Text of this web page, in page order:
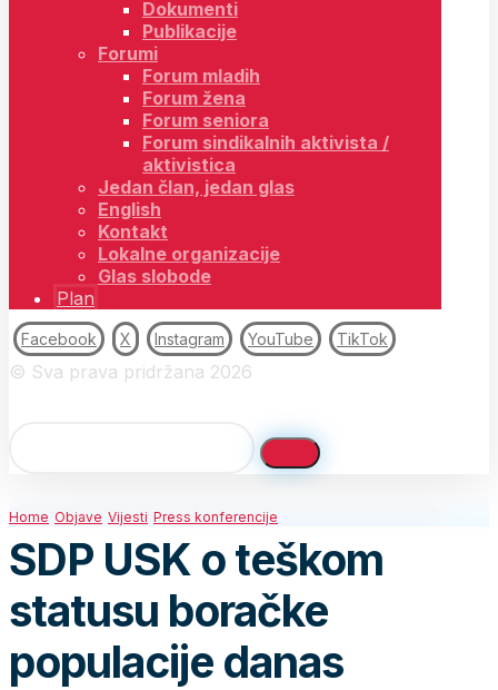
Dokumenti
Publikacije
Forumi
Forum mladih
Forum žena
Forum seniora
Forum sindikalnih aktivista /
aktivistica
Jedan član, jedan glas
English
Kontakt
Lokalne organizacije
Glas slobode
Plan
Facebook X Instagram YouTube TikTok
© Sva prava pridržana 2026
Home Objave Vijesti Press konferencije
SDP USK o teškom
statusu boračke
populacije danas